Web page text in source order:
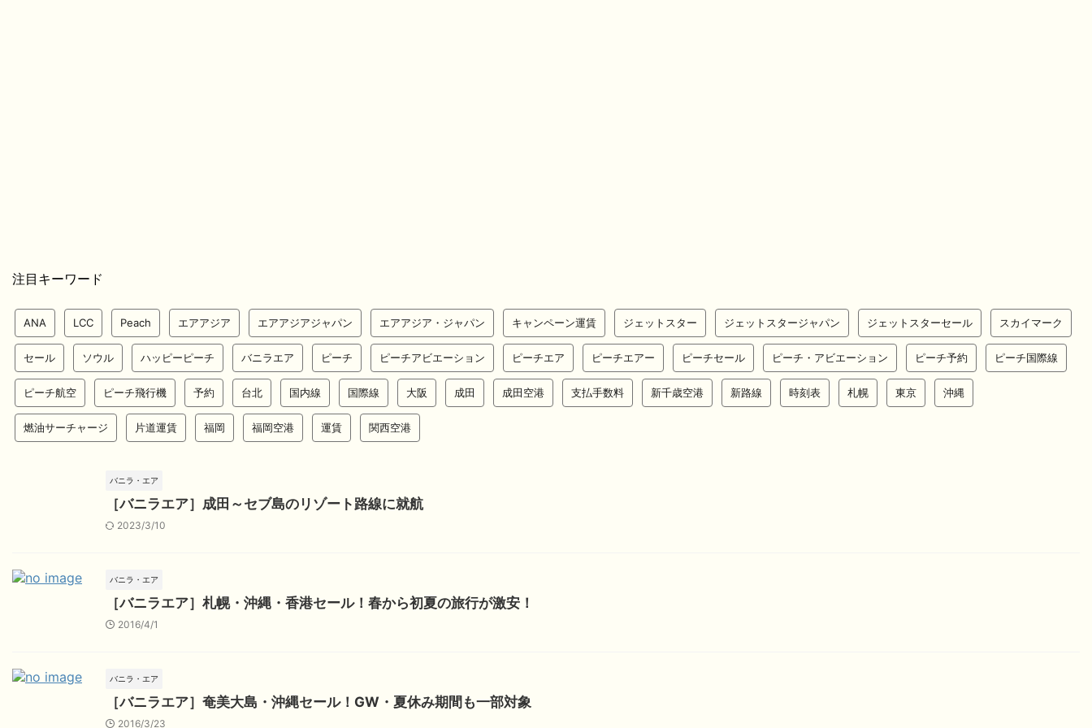
注目キーワード
ANA LCC Peach エアアジア エアアジアジャパン エアアジア・ジャパン キャンペーン運賃 ジェットスター ジェットスタージャパン ジェットスターセール スカイマーク
セール ソウル ハッピーピーチ バニラエア ピーチ ピーチアビエーション ピーチエア ピーチエアー ピーチセール ピーチ・アビエーション ピーチ予約 ピーチ国際線
ピーチ航空 ピーチ飛行機 予約 台北 国内線 国際線 大阪 成田 成田空港 支払手数料 新千歳空港 新路線 時刻表 札幌 東京 沖縄
燃油サーチャージ 片道運賃 福岡 福岡空港 運賃 関西空港
バニラ・エア
［バニラエア］成田～セブ島のリゾート路線に就航
2023/3/10
バニラ・エア
［バニラエア］札幌・沖縄・香港セール！春から初夏の旅行が激安！
2016/4/1
バニラ・エア
［バニラエア］奄美大島・沖縄セール！GW・夏休み期間も一部対象
2016/3/23